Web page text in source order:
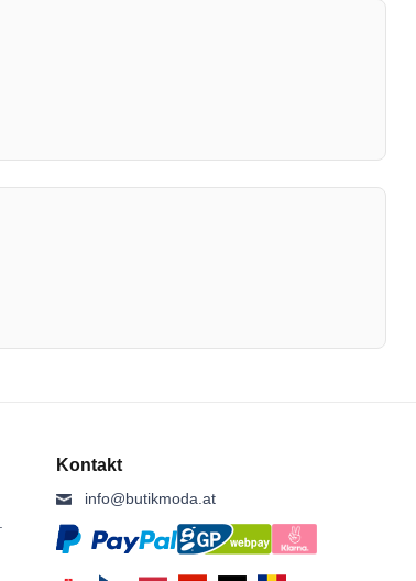
Kontakt
info@butikmoda.at